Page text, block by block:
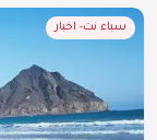
سباء نت- اخبار